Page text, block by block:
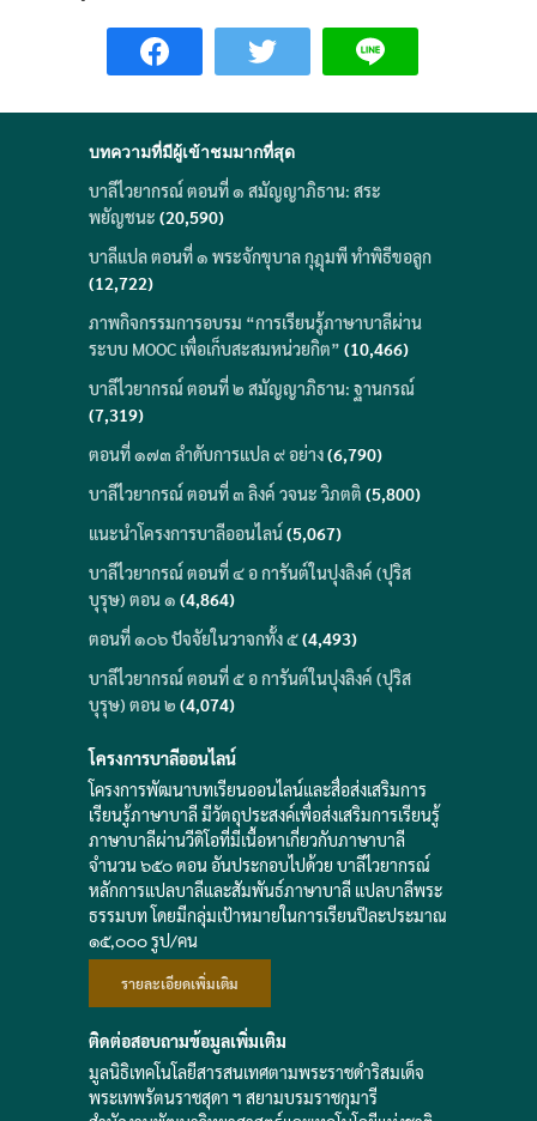
บทความที่มีผู้เข้าชมมากที่สุด
บาลีไวยากรณ์ ตอนที่ ๑ สมัญญาภิธาน: สระ
พยัญชนะ (20,590)
บาลีแปล ตอนที่ ๑ พระจักขุบาล กุฎุมพี ทำพิธีขอลูก
(12,722)
ภาพกิจกรรมการอบรม “การเรียนรู้ภาษาบาลีผ่าน
ระบบ MOOC เพื่อเก็บสะสมหน่วยกิต” (10,466)
บาลีไวยากรณ์ ตอนที่ ๒ สมัญญาภิธาน: ฐานกรณ์
(7,319)
ตอนที่ ๑๗๓ ลำดับการแปล ๙ อย่าง(6,790)
บาลีไวยากรณ์ ตอนที่ ๓ ลิงค์ วจนะ วิภตติ (5,800)
แนะนำโครงการบาลีออนไลน์(5,067)
บาลีไวยากรณ์ ตอนที่ ๔ อ การันต์ในปุงลิงค์ (ปุริส
บุรุษ) ตอน ๑ (4,864)
ตอนที่ ๑๐๖ ปัจจัยในวาจกทั้ง ๕(4,493)
บาลีไวยากรณ์ ตอนที่ ๕ อ การันต์ในปุงลิงค์ (ปุริส
บุรุษ) ตอน ๒ (4,074)
โครงการบาลีออนไลน์
โครงการพัฒนาบทเรียนออนไลน์และสื่อส่งเสริมการ
เรียนรู้ภาษาบาลี มีวัตถุประสงค์เพื่อส่งเสริมการเรียนรู้
ภาษาบาลีผ่านวีดิโอที่มีเนื้อหาเกี่ยวกับภาษาบาลี
จำนวน ๖๕๐ ตอน อันประกอบไปด้วย บาลีไวยากรณ์
หลักการแปลบาลีและสัมพันธ์ภาษาบาลี แปลบาลีพระ
ธรรมบท โดยมีกลุ่มเป้าหมายในการเรียนปีละประมาณ
๑๕,๐๐๐ รูป/คน
รายละเอียดเพิ่มเติม
ติดต่อสอบถามข้อมูลเพิ่มเติม
มูลนิธิเทคโนโลยีสารสนเทศตามพระราชดำริสมเด็จ
พระเทพรัตนราชสุดา ฯ สยามบรมราชกุมารี